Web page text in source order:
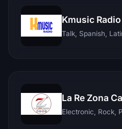
Kmusic Radio
Talk, Spanish,
La Re Zona